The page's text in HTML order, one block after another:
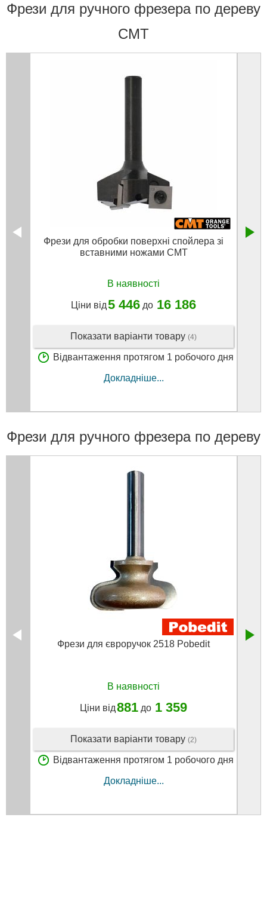
Фрези для ручного фрезера по дереву
CMT
Фрези для обробки поверхні спойлера зі
вставними ножами CMT
В наявності
Ціни від5 446 до 16 186
Показати варіанти товару (4)
Відвантаження протягом 1 робочого дня
Докладніше...
СМТ
Фрези для ручного фрезера по дереву
Фрези для євроручок 2518 Pobedit
В наявності
Ціни від881 до 1 359
Показати варіанти товару (2)
Відвантаження протягом 1 робочого дня
Докладніше...